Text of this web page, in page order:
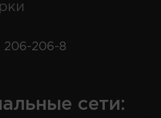
206-206-8
сети: